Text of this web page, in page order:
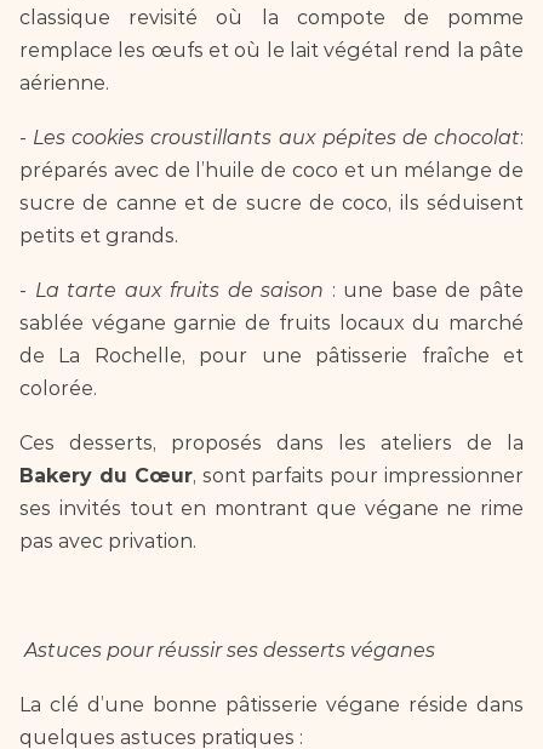
classique revisité où la compote de pomme
remplace les œufs et où le lait végétal rend la pâte
aérienne.
- Les cookies croustillants aux pépites de chocolat:
préparés avec de l’huile de coco et un mélange de
sucre de canne et de sucre de coco, ils séduisent
petits et grands.
- La tarte aux fruits de saison : une base de pâte
sablée végane garnie de fruits locaux du marché
de La Rochelle, pour une pâtisserie fraîche et
colorée.
Bakery du Cœur, sont parfaits pour impressionner
ses invités tout en montrant que végane ne rime
pas avec privation.
Astuces pour réussir ses desserts véganes
La clé d’une bonne pâtisserie végane réside dans
quelques astuces pratiques :